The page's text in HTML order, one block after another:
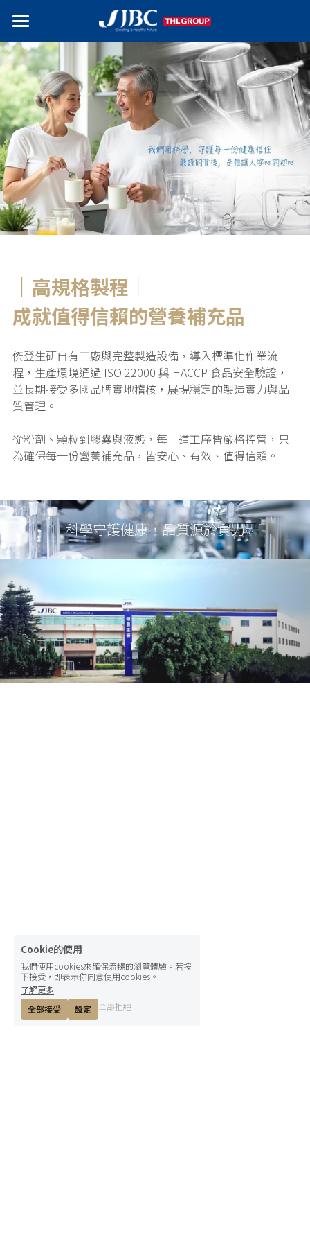
首頁
認識傑登
品牌介紹
研發與品質
研發實力
品質控管
展覽
搜索
｜高規格製程 ｜
成就值得信賴的營養補充品
傑登生研自有工廠與完整製造設備，導入標準化作業流
程，生產環境通過 ISO 22000 與 HACCP 食品安全驗證，
並長期接受多國品牌實地稽核，展現穩定的製造實力與品
質管理。
從粉劑、顆粒到膠囊與液態，每一道工序皆嚴格控管，只
為確保每一份營養補充品，皆安心、有效、值得信賴。
科學守護健康，品質源於實力
Cookie的使用
我們使用cookies來確保流暢的瀏覽體驗。若按
下接受，即表示你同意使用cookies。
了解更多
全部接受
設定 全部拒絕